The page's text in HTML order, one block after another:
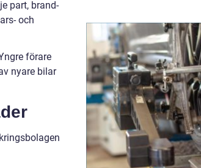
part, brand-
och
förare
nyare bilar
Många blir osäkra direkt:
ska man anmäla till
försäkringen, åka till en
plåtverkstad eller går det
att fixa snabbt och smi...